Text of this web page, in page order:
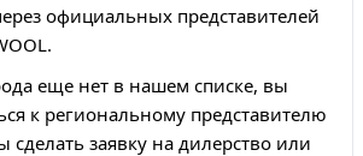
официальных представителей
еще нет в нашем списке, вы
к региональному представителю
сделать заявку на дилерство или